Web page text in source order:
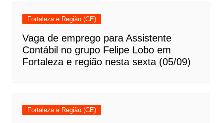
Fortaleza e Região (CE)
Vaga de emprego para Assistente
Contábil no grupo Felipe Lobo em
Fortaleza e região nesta sexta (05/09)
Fortaleza e Região (CE)